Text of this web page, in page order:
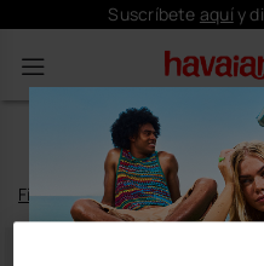
Suscríbete aquíy
SANDALIAS
Filtraryordenar